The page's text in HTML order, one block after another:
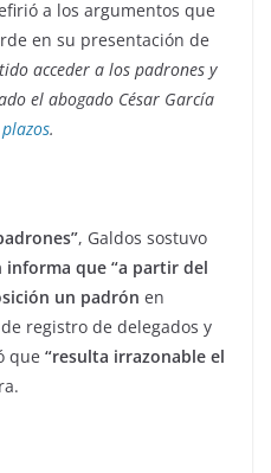
a los argumentos que
en su presentación de
acceder a los padrones y
el abogado César García
.
, Galdos sostuvo
que “a partir del
un padrón en
registro de delegados y
que “resulta irrazonable el